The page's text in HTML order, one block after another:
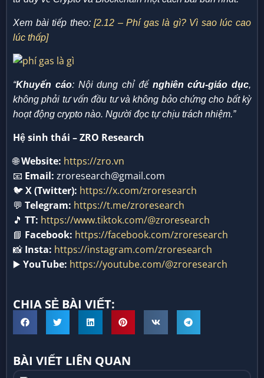
Xem bài tiếp theo:[2.12 – Phí gas là gì? Vì sao lúc cao
lúc thấp]
“Khuyến cáo: Nội dung chỉ để nghiên cứu-giáo dục,
không phải tư vấn đầu tư và không bảo chứng cho bất kỳ
hoạt động crypto nào. Người đọc tự chịu trách nhiệm.”
Hệ sinh thái – ZRO Research
🌐Website: https://zro.vn
📧 Email: zroresearch@gmail.com
🐦X (Twitter): https://x.com/zroresearch
💬 Telegram: https://t.me/zroresearch
🎵 TT: https://www.tiktok.com/@zroresearch
📘 Facebook: https://facebook.com/zroresearch
📸 Insta: https://instagram.com/zroresearch
▶️ YouTube: https://youtube.com/@zroresearch
CHIA SẺ BÀI VIẾT:
BÀI VIẾT LIÊN QUAN